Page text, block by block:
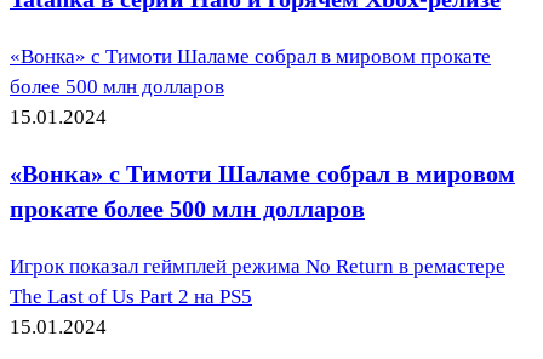
«Вонка» с Тимоти Шаламе собрал в мировом прокате
более 500 млн долларов
15.01.2024
«Вонка» с Тимоти Шаламе собрал в мировом
прокате более 500 млн долларов
Игрок показал геймплей режима No Return в ремастере
The Last of Us Part 2 на PS5
15.01.2024